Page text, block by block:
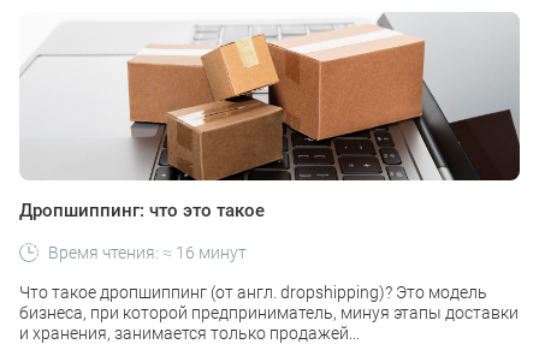
Дропшиппинг: что это такое
Что такое дропшиппинг (от англ. dropshipping)? Это модель
бизнеса, при которой предприниматель, минуя этапы доставки
и хранения, занимается только продажей...
Время чтения: ≈ 16 минут